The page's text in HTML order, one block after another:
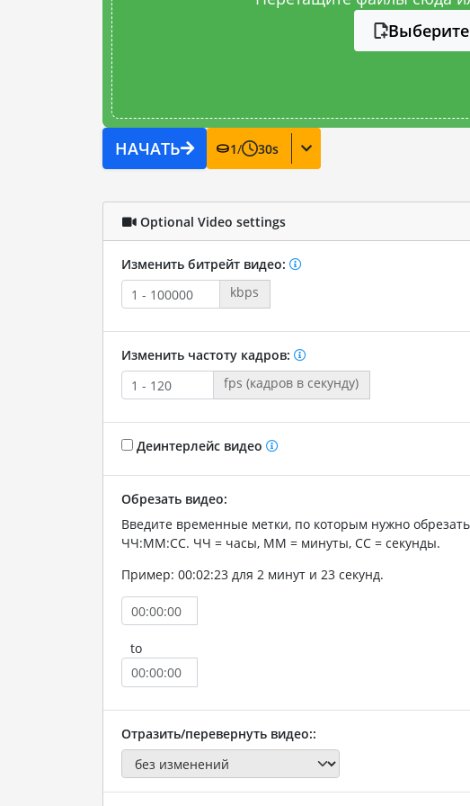
НАЧАТЬ 1/ 30s
Optional Video settings
Изменить битрейт видео:
kbps
Изменить частоту кадров:
fps (кадров в секунду)
Деинтерлейс видео
Обрезать видео:
Введите временные метки, по которым нужно
ЧЧ:ММ:СС. ЧЧ = часы, ММ = минуты, СС = секунды.
Пример: 00:02:23 для 2 минут и 23 секунд.
to
Отразить/перевернуть видео::